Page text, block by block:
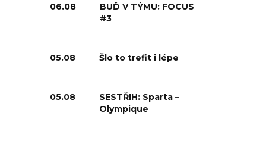
06.08
BUĎ V TÝMU: FOCUS
#3
05.08 Šlo to trefit i lépe
05.08
SESTŘIH: Sparta –
Olympique